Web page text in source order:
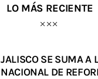
LO MÁS RECIENTE
JALISCO SE SUMA A
NACIONAL DE